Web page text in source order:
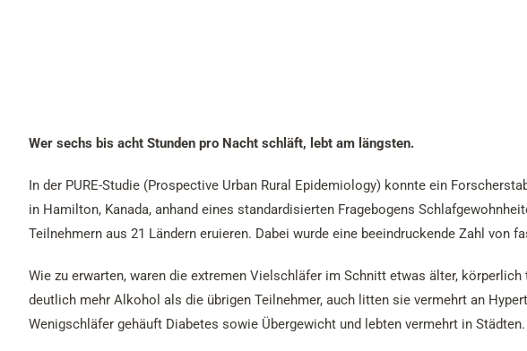
Wer sechs bis acht Stunden pro Nacht schläft, lebt am längsten.
In der PURE-Studie (Prospective Urban Rural Epidemiology) konnte ein
in Hamilton, Kanada, anhand eines standardisierten Fragebogens
Teilnehmern aus 21 Ländern eruieren. Dabei wurde eine beeindruckende Zahl von
Wie zu erwarten, waren die extremen Vielschläfer im Schnitt etwas älter,
deutlich mehr Alkohol als die übrigen Teilnehmer, auch litten sie vermehrt an
Wenigschläfer gehäuft Diabetes sowie Übergewicht und lebten vermehrt in Städten.